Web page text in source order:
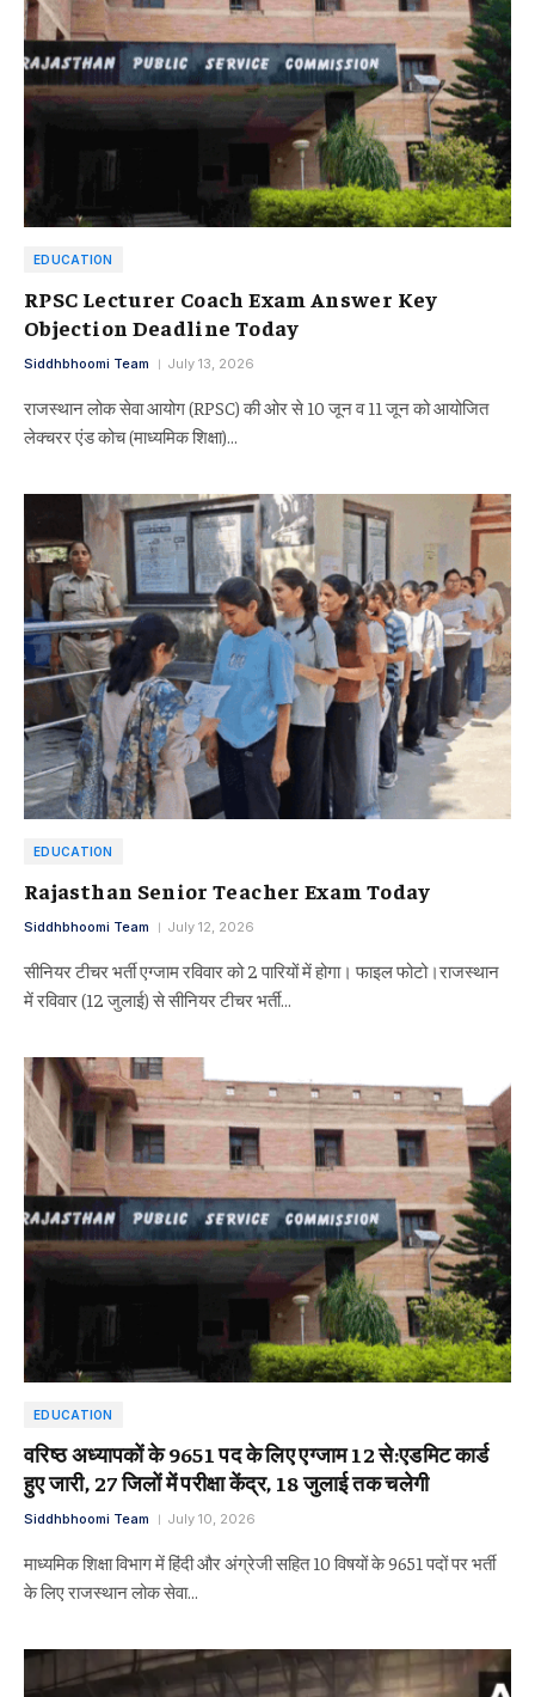
EDUCATION
RPSC Lecturer Coach Exam Answer Key
Objection Deadline Today
Siddhbhoomi Team July 13, 2026
राजस्थान लोक सेवा आयोग (RPSC) की ओर से 10 जून व 11 जून को आयोजित
लेक्चरर एंड कोच (माध्यमिक शिक्षा)…
EDUCATION
Rajasthan Senior Teacher Exam Today
Siddhbhoomi Team July 12, 2026
सीनियर टीचर भर्ती एग्जाम रविवार को 2 पारियों में होगा। फाइल फोटो।राजस्थान
में रविवार (12 जुलाई) से सीनियर टीचर भर्ती…
EDUCATION
वरिष्ठ अध्यापकों के 9651 पद के लिए एग्जाम 12 से:एडमिट कार्ड
हुए जारी, 27 जिलों में परीक्षा केंद्र, 18 जुलाई तक चलेगी
Siddhbhoomi Team July 10, 2026
माध्यमिक शिक्षा विभाग में हिंदी और अंग्रेजी सहित 10 विषयों के 9651 पदों पर भर्ती
के लिए राजस्थान लोक सेवा…